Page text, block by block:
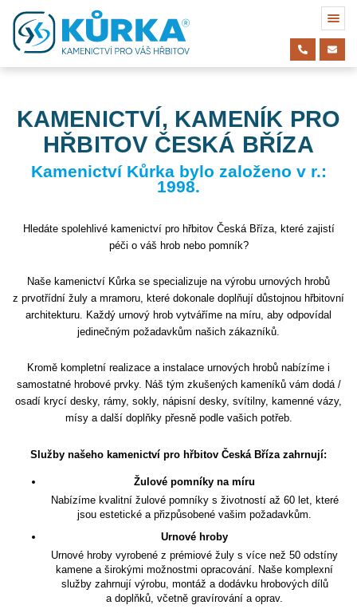
KAMENICTVÍ, KAMENÍK PRO
HŘBITOV ČESKÁ BŘÍZA
Kamenictví Kůrka bylo založeno v r.:
1998.
Hledáte spolehlivé kamenictví pro hřbitov Česká Bříza, které zajistí
péči o váš hrob nebo pomník?
Naše kamenictví Kůrka se specializuje na výrobu urnových hrobů
z prvotřídní žuly a mramoru, které dokonale doplňují důstojnou hřbitovní
architekturu. Každý urnový hrob vytváříme na míru, aby odpovídal
jedinečným požadavkům našich zákazníků.
Kromě kompletní realizace a instalace urnových hrobů nabízíme i
samostatné hrobové prvky. Náš tým zkušených kameníků vám dodá /
osadí krycí desky, rámy, sokly, nápisní desky, svítilny, kamenné vázy,
mísy a další doplňky přesně podle vašich potřeb.
Služby našeho kamenictví pro hřbitov Česká Bříza zahrnují:
Žulové pomníky na míru
Nabízíme kvalitní žulové pomníky s životností až 60 let, které
jsou estetické a přizpůsobené vašim požadavkům.
Urnové hroby
Urnové hroby vyrobené z prémiové žuly s více než 50 odstíny
kamene a širokými možnostmi opracování. Naše komplexní
služby zahrnují výrobu, montáž a dodávku hrobových dílů
a doplňků, včetně gravírování a oprav.